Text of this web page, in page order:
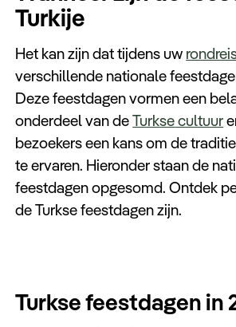
Turkije
Het kan zijn dat tijdens uw
verschillende nationale
Deze feestdagen vormen een
onderdeel van deTurksecultuur
bezoekers een kans om de
te ervaren. Hieronder staan de
feestdagen opgesomd. Ontdek
de Turkse feestdagen zijn.
Turkse feestdagen in